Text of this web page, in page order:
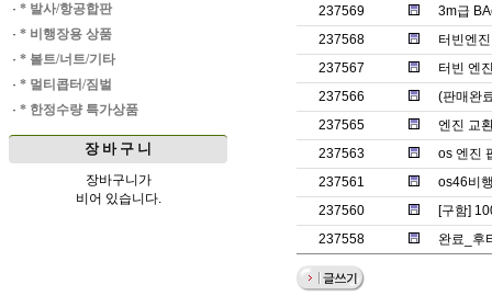
· * 발사/항공합판
· * 비행장용 상품
· * 볼트/너트/기타
· * 멀티콥터/짐벌
· * 한정수량 특가상품
장 바 구 니
장바구니가
비어 있습니다.
237569
3m급
237568
터빈엔
237567
터빈 엔
237566
(판매완
237565
엔진 교
237563
os 엔진
237561
os46비
237560
[구함]
237558
완료_후